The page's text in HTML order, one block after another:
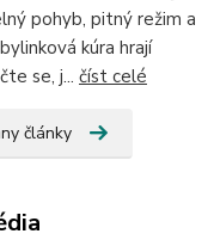
pohyb, pitný režim a
kúra hrají
se, j... číst celé
články